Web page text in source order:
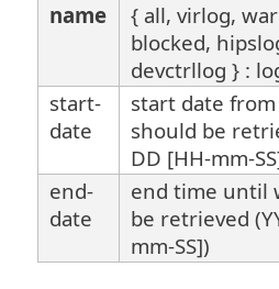
name
{ all, virlog,
blocked,
devctrllog } :
start-
date
start date
should be
DD [HH-mm-
end-
date
end time until
be retrieved
mm-SS])